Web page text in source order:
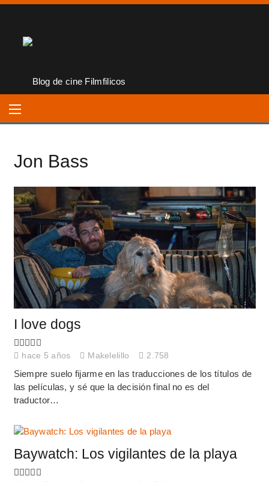
Jon Bass
I love dogs
hace 5 años Makelelillo 2.758
Siempre suelo fijarme en las traducciones de los títulos de
las películas, y sé que la decisión final no es del
traductor…
Baywatch: Los vigilantes de la playa